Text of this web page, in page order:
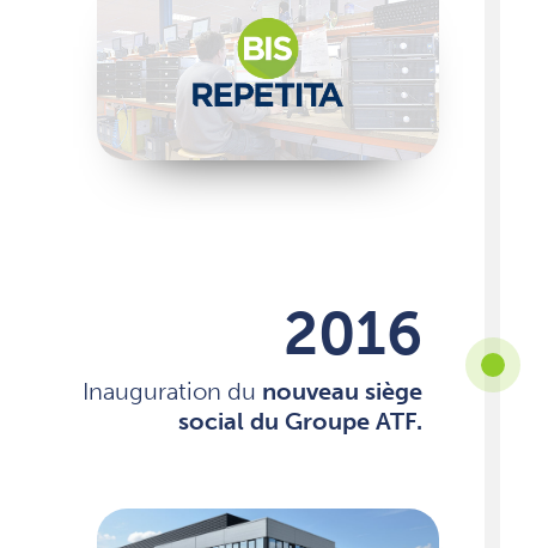
2016
Inauguration du nouveau siège
social du Groupe ATF.